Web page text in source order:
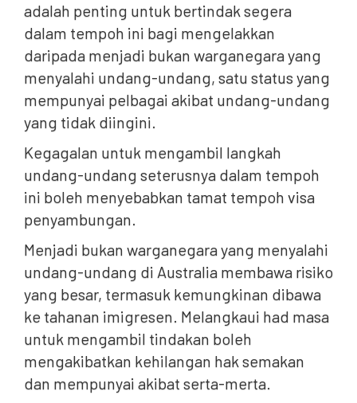
adalah penting untuk bertindak segera
dalam tempoh ini bagi mengelakkan
daripada menjadi bukan warganegara yang
menyalahi undang-undang, satu status yang
mempunyai pelbagai akibat undang-undang
yang tidak diingini.
Kegagalan untuk mengambil langkah
undang-undang seterusnya dalam tempoh
ini boleh menyebabkan tamat tempoh visa
penyambungan.
Menjadi bukan warganegara yang menyalahi
undang-undang di Australia membawa risiko
yang besar, termasuk kemungkinan dibawa
ke tahanan imigresen. Melangkaui had masa
untuk mengambil tindakan boleh
mengakibatkan kehilangan hak semakan
dan mempunyai akibat serta-merta.